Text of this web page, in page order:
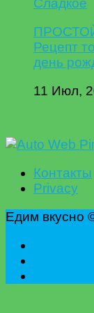
Рецепт
день
11 Июл,
Контакты
Privacy
Едим вкусно